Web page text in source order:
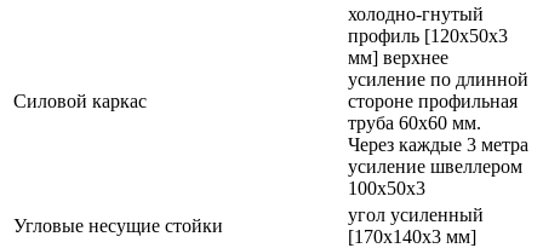
Силовой каркас
холодно-гнутый
профиль [120х50х3
мм] верхнее
усиление по длинной
стороне профильная
труба 60х60 мм.
Через каждые 3 метра
усиление швеллером
100х50х3
Угловые несущие стойки
угол усиленный
[170х140х3 мм]